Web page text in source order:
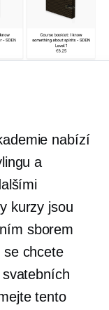
nabízí
a
kurzy jsou
sborem
se chcete
tento